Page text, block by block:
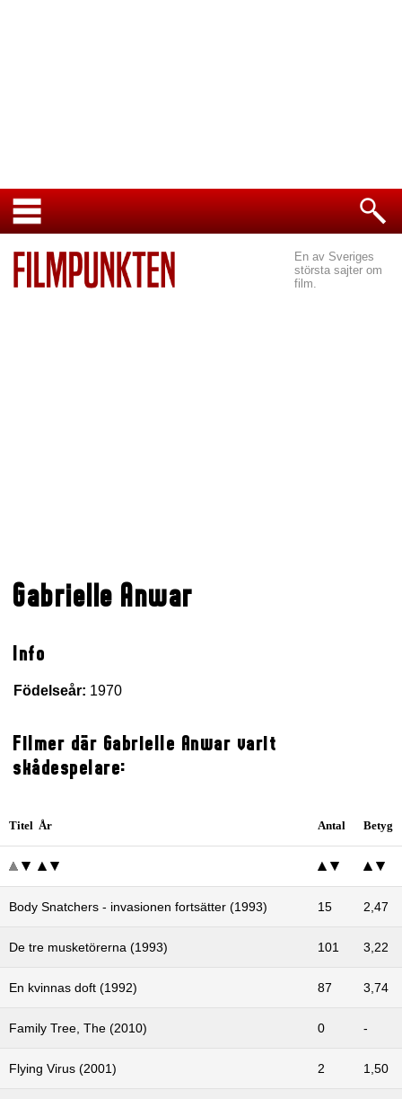
En av Sveriges
största sajter om
film.
Gabrielle Anwar
Info
Födelseår: 1970
Filmer där Gabrielle Anwar varit
skådespelare:
Titel År Antal Betyg
Body Snatchers - invasionen fortsätter (1993) 15 2,47
De tre musketörerna (1993) 101 3,22
En kvinnas doft (1992) 87 3,74
Family Tree, The (2010) 0 -
Flying Virus (2001) 2 1,50